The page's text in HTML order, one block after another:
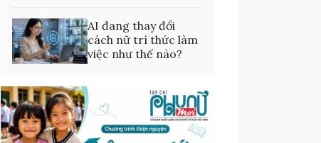
AI đang thay đổi
cách nữ trí thức làm
việc như thế nào?